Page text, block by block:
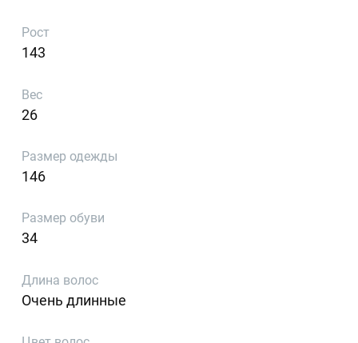
Рост
143
Вес
26
Размер одежды
146
Размер обуви
34
Длина волос
Очень длинные